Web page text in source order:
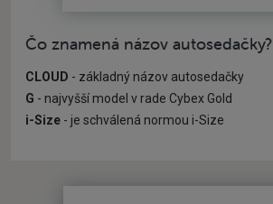
Čo znamená názov autosedačky?
CLOUD - základný názov autosedačky
G - najvyšší model v rade Cybex Gold
i-Size - je schválená normou i-Size